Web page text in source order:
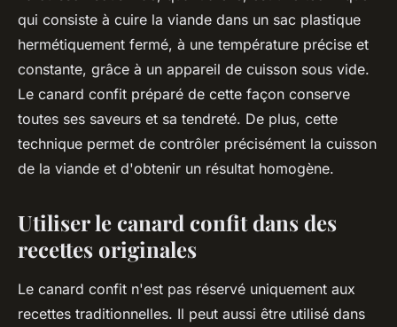
qui consiste à cuire la viande dans un sac plastique
hermétiquement fermé, à une température précise et
constante, grâce à un appareil de cuisson sous vide.
Le canard confit préparé de cette façon conserve
toutes ses saveurs et sa tendreté. De plus, cette
technique permet de contrôler précisément la cuisson
de la viande et d'obtenir un résultat homogène.
Utiliser le canard confit dans des
recettes originales
Le canard confit n'est pas réservé uniquement aux
recettes traditionnelles. Il peut aussi être utilisé dans